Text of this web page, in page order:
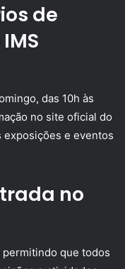
de
das 10h às
no site oficial do
exposições e eventos
no
permitindo que todos